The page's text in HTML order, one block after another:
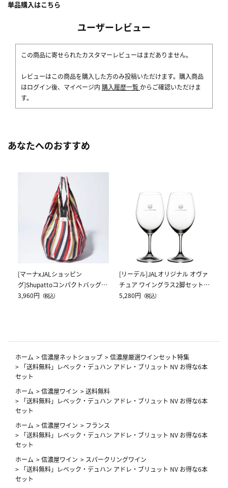
単品購入はこちら
ユーザーレビュー
この商品に寄せられたカスタマーレビューはまだありません。
レビューはこの商品を購入した方のみ投稿いただけます。購入商品
はログイン後、マイページ内 購入履歴一覧 からご確認いただけま
す。
あなたへのおすすめ
[マーナxJALショッピン
グ]Shupattoコンパクトバッグ
Drop JAL客室乗務員（LC）スカ
3,960円 （税込）
[リーデル]JALオリジナル オヴァ
チュア ワイングラス2脚セット
（レッドワイン）
5,280円 （税込）
ホーム >信濃屋ネットショップ >信濃屋厳選ワインセット特集
> 「送料無料」レベック・デュハン アドレ・ブリュット NV お得な6本
セット
ホーム >信濃屋ワイン >送料無料
> 「送料無料」レベック・デュハン アドレ・ブリュット NV お得な6本
セット
ホーム >信濃屋ワイン > フランス
> 「送料無料」レベック・デュハン アドレ・ブリュット NV お得な6本
セット
ホーム >信濃屋ワイン > スパークリングワイン
> 「送料無料」レベック・デュハン アドレ・ブリュット NV お得な6本
セット